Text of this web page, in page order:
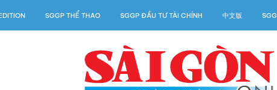
SGGP THỂ THAO SGGP ĐẦU TƯ TÀI CHÍNH 中文版